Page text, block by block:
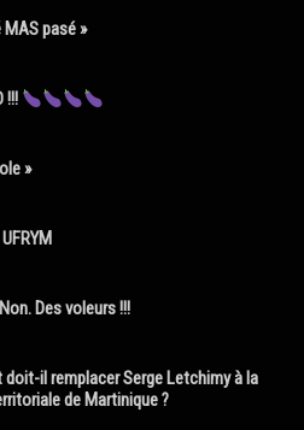
MAS pasé »
!!!
»
Des voleurs !!!
doit-il remplacer Serge Letchimy à la
de Martinique ?